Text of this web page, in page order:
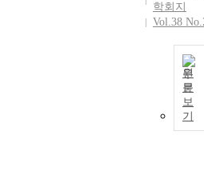
학회지
Vol.38
원
문
보
기